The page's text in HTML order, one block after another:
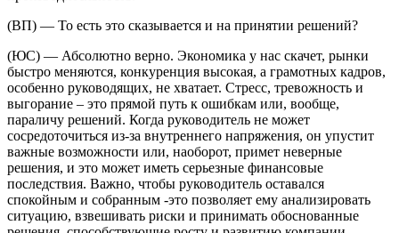
(ВП) — То есть это сказывается и на принятии решений?
(ЮС) — Абсолютно верно. Экономика у нас скачет, рынки
быстро меняются, конкуренция высокая, а грамотных кадров,
особенно руководящих, не хватает. Стресс, тревожность и
выгорание – это прямой путь к ошибкам или, вообще,
параличу решений. Когда руководитель не может
сосредоточиться из-за внутреннего напряжения, он упустит
важные возможности или, наоборот, примет неверные
решения, и это может иметь серьезные финансовые
последствия. Важно, чтобы руководитель оставался
спокойным и собранным -это позволяет ему анализировать
ситуацию, взвешивать риски и принимать обоснованные